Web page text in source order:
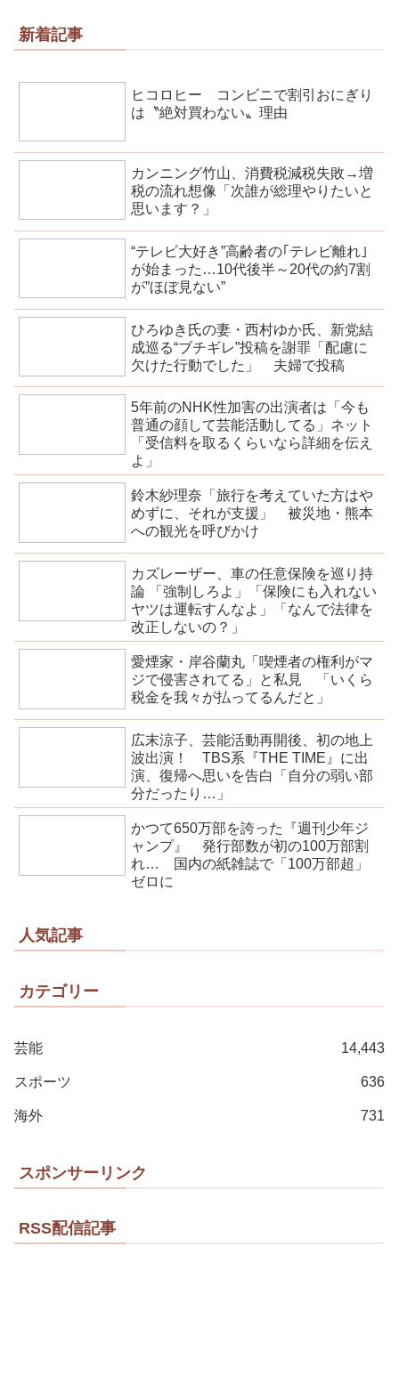
新着記事
ヒコロヒー コンビニで割引おにぎり
は〝絶対買わない〟理由
カンニング竹山、消費税減税失敗→増
税の流れ想像「次誰が総理やりたいと
思います？」
“テレビ大好き”高齢者の｢テレビ離れ｣
が始まった…10代後半～20代の約7割
が”ほぼ見ない”
ひろゆき氏の妻・西村ゆか氏、新党結
成巡る“ブチギレ”投稿を謝罪「配慮に
欠けた行動でした」 夫婦で投稿
5年前のNHK性加害の出演者は「今も
普通の顔して芸能活動してる」ネット
「受信料を取るくらいなら詳細を伝え
よ」
鈴木紗理奈「旅行を考えていた方はや
めずに、それが支援」 被災地・熊本
への観光を呼びかけ
カズレーザー、車の任意保険を巡り持
論 「強制しろよ」「保険にも入れない
ヤツは運転すんなよ」「なんで法律を
改正しないの？」
愛煙家・岸谷蘭丸「喫煙者の権利がマ
ジで侵害されてる」と私見 「いくら
税金を我々が払ってるんだと」
広末涼子、芸能活動再開後、初の地上
波出演！ TBS系『THE TIME』に出
演、復帰へ思いを告白「自分の弱い部
分だったり…」
かつて650万部を誇った『週刊少年ジ
ャンプ』 発行部数が初の100万部割
れ… 国内の紙雑誌で「100万部超」
ゼロに
人気記事
カテゴリー
芸能 14,443
スポーツ 636
海外 731
スポンサーリンク
RSS配信記事